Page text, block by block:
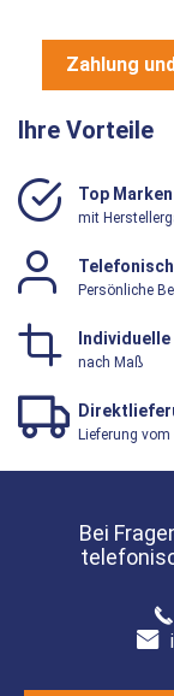
Zahlung
Ihre Vorteile
Top Marken
mit
Persönliche
nach Maß
Lieferung vom
Bei